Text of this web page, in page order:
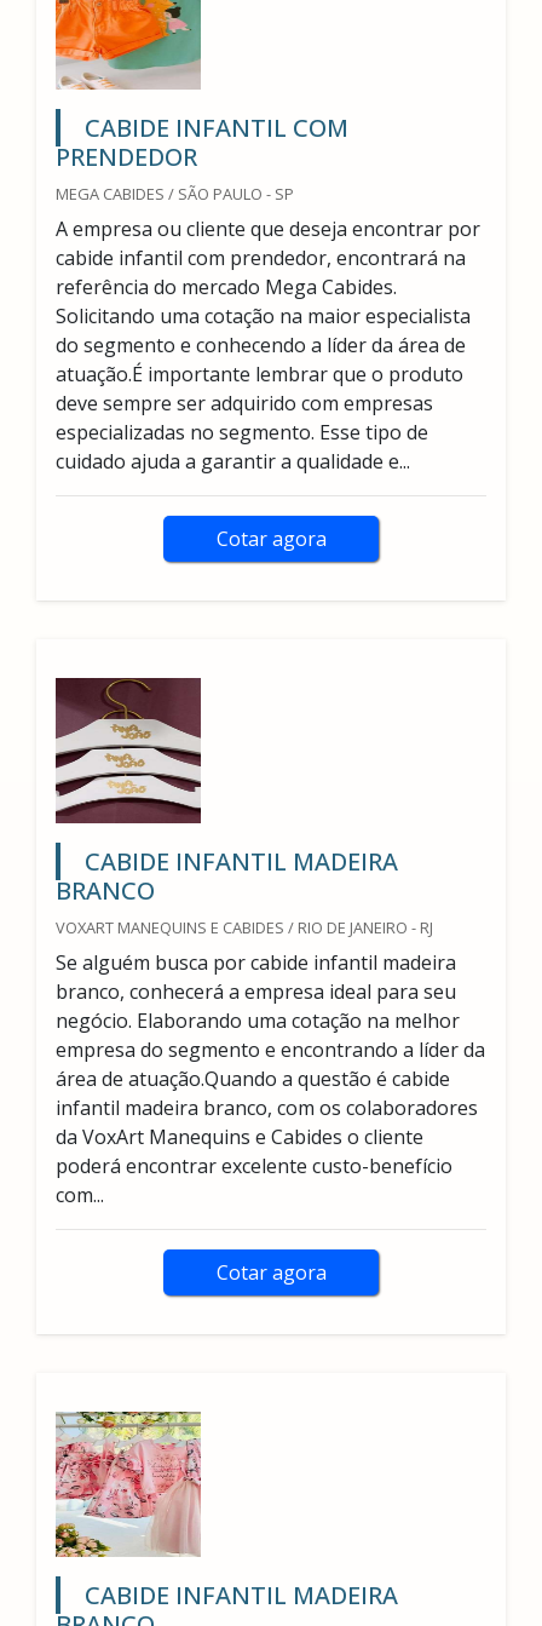
CABIDE INFANTIL COM
PRENDEDOR
MEGA CABIDES / SÃO PAULO - SP
A empresa ou cliente que deseja encontrar por
cabide infantil com prendedor, encontrará na
referência do mercado Mega Cabides.
Solicitando uma cotação na maior especialista
do segmento e conhecendo a líder da área de
atuação.É importante lembrar que o produto
deve sempre ser adquirido com empresas
especializadas no segmento. Esse tipo de
cuidado ajuda a garantir a qualidade e...
Cotar agora
CABIDE INFANTIL MADEIRA
BRANCO
VOXART MANEQUINS E CABIDES / RIO DE JANEIRO - RJ
Se alguém busca por cabide infantil madeira
branco, conhecerá a empresa ideal para seu
negócio. Elaborando uma cotação na melhor
empresa do segmento e encontrando a líder da
área de atuação.Quando a questão é cabide
infantil madeira branco, com os colaboradores
da VoxArt Manequins e Cabides o cliente
poderá encontrar excelente custo-benefício
com...
Cotar agora
CABIDE INFANTIL MADEIRA